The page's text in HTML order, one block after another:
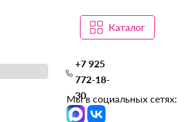
Каталог
+7 925
772-18-
30
Мы в социальных сетях: